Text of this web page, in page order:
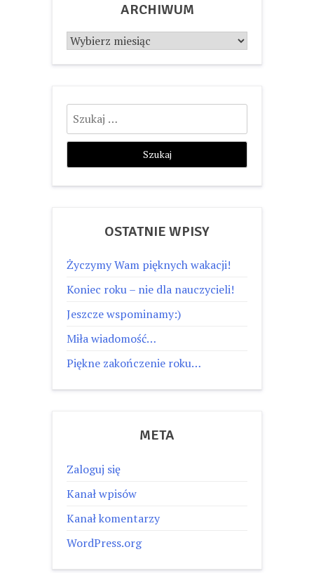
ARCHIWUM
Archiwum
Szukaj:
OSTATNIE WPISY
Życzymy Wam pięknych wakacji!
Koniec roku – nie dla nauczycieli!
Jeszcze wspominamy:)
Miła wiadomość…
Piękne zakończenie roku…
META
Zaloguj się
Kanał wpisów
Kanał komentarzy
WordPress.org